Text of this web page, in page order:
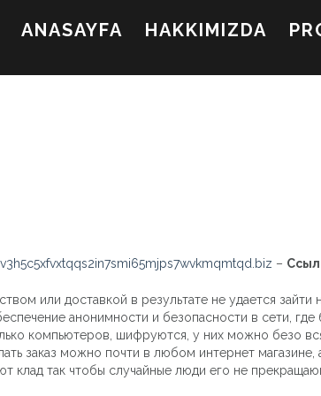
ANASAYFA HAKKIMIZDA
–
или доставкой в результате не удается
анонимности и безопасности в сети,
компьютеров, шифруются, у них можно безо
заказ можно почти в любом интернет магазине,
так чтобы случайные люди его не